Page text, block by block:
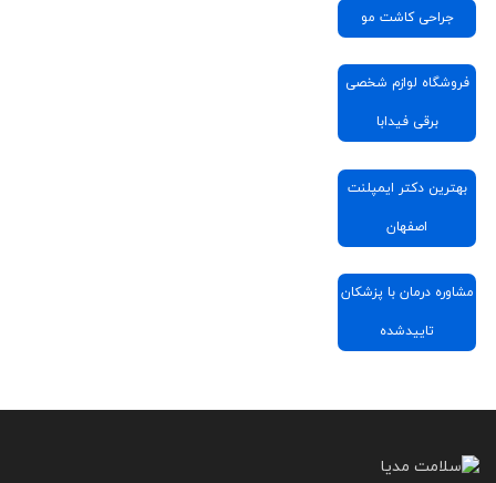
جراحی کاشت مو
فروشگاه لوازم شخصی
برقی فیدابا
بهترین دکتر ایمپلنت
اصفهان
مشاوره درمان با پزشکان
تاییدشده